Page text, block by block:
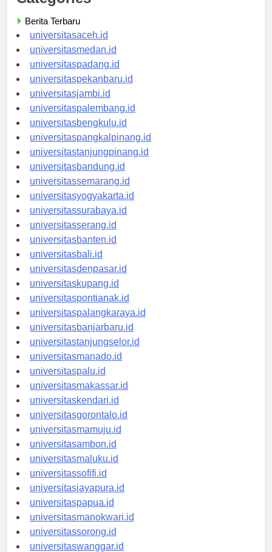
Categories
Berita Terbaru
universitasaceh.id
universitasmedan.id
universitaspadang.id
universitaspekanbaru.id
universitasjambi.id
universitaspalembang.id
universitasbengkulu.id
universitaspangkalpinang.id
universitastanjungpinang.id
universitasbandung.id
universitassemarang.id
universitasyogyakarta.id
universitassurabaya.id
universitasserang.id
universitasbanten.id
universitasbali.id
universitasdenpasar.id
universitaskupang.id
universitaspontianak.id
universitaspalangkaraya.id
universitasbanjarbaru.id
universitastanjungselor.id
universitasmanado.id
universitaspalu.id
universitasmakassar.id
universitaskendari.id
universitasgorontalo.id
universitasmamuju.id
universitasambon.id
universitasmaluku.id
universitassofifi.id
universitasjayapura.id
universitaspapua.id
universitasmanokwari.id
universitassorong.id